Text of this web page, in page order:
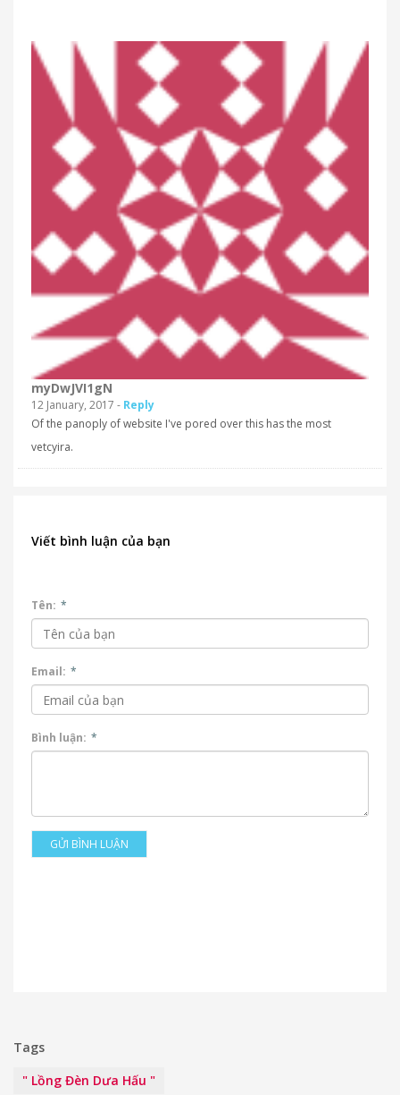
myDwJVI1gN
12 January, 2017 - Reply
Of the panoply of website I've pored over this has the most
vetcyira.
Viết bình luận của bạn
Tên: *
Email: *
Bình luận: *
GỬI BÌNH LUẬN
Tags
" Lồng Đèn Dưa Hấu "